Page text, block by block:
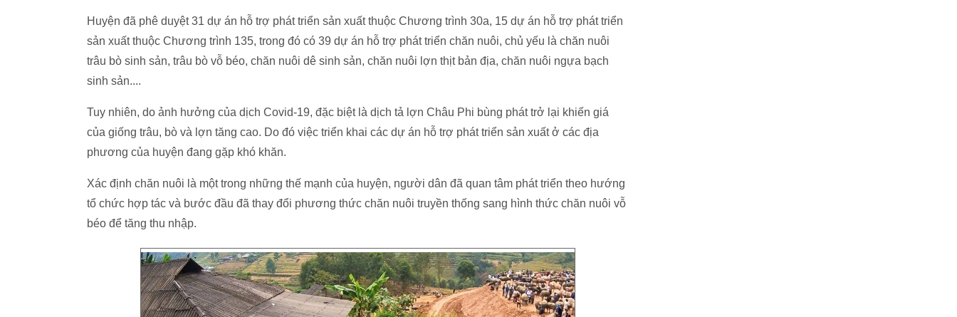
Huyện đã phê duyệt 31 dự án hỗ trợ phát triển sản xuất thuộc Chương trình 30a, 15 dự án hỗ trợ phát triển
sản xuất thuộc Chương trình 135, trong đó có 39 dự án hỗ trợ phát triển chăn nuôi, chủ yếu là chăn nuôi
trâu bò sinh sản, trâu bò vỗ béo, chăn nuôi dê sinh sản, chăn nuôi lợn thịt bản địa, chăn nuôi ngựa bạch
sinh sản....
Tuy nhiên, do ảnh hưởng của dịch Covid-19, đặc biệt là dịch tả lợn Châu Phi bùng phát trở lại khiến giá
của giống trâu, bò và lợn tăng cao. Do đó việc triển khai các dự án hỗ trợ phát triển sản xuất ở các địa
phương của huyện đang gặp khó khăn.
Xác định chăn nuôi là một trong những thế mạnh của huyện, người dân đã quan tâm phát triển theo hướng
tổ chức hợp tác và bước đầu đã thay đổi phương thức chăn nuôi truyền thống sang hình thức chăn nuôi vỗ
béo để tăng thu nhập.